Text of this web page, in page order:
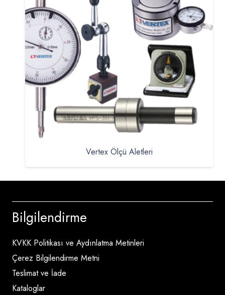
Vertex Ölçü Aletleri
Bilgilendirme
KVKK Politikası ve Aydınlatma Metinleri
Çerez Bilgilendirme Metni
Teslimat ve İade
Kataloglar